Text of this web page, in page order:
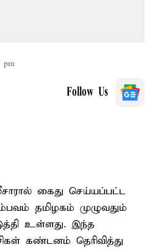
pm
Follow Us
கைது செய்யப்பட்ட
தமிழகம் முழுவதும்
உள்ளது. இந்த
கண்டனம் தெரிவித்து